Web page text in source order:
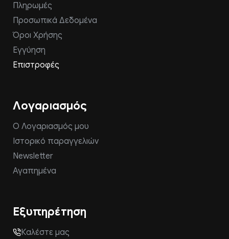
Πληρωμές
Προσωπικά Δεδομένα
Όροι Χρήσης
Εγγύηση
Επιστροφές
Λογαριασμός
Ο Λογαριασμός μου
Ιστορικό παραγγελιών
Newsletter
Αγαπημένα
Εξυπηρέτηση
Καλέστε μας